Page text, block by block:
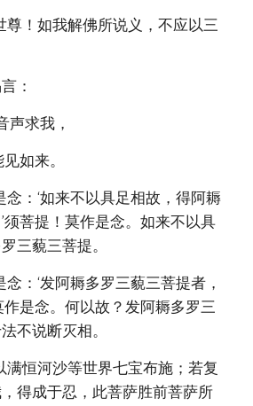
尊！如我解佛所说义，不应以三
：
声求我，
如来。
念：‘如来不以具足相故，得阿耨
须菩提！莫作是念。如来不以具
三藐三菩提。
：‘发阿耨多罗三藐三菩提者，
作是念。何以故？发阿耨多罗三
不说断灭相。
满恒河沙等世界七宝布施；若复
得成于忍，此菩萨胜前菩萨所